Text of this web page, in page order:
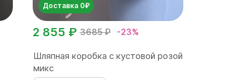
Доставка 0₽
3685 ₽ -23%
2 855 ₽
Шляпная коробка с кустовой розой
микс